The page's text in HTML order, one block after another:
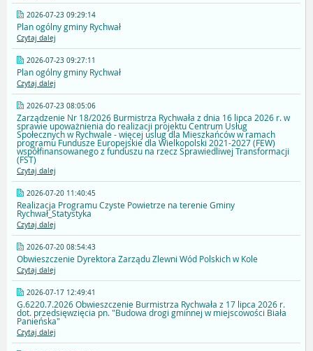
2026-07-23 09:29:14
Plan ogólny gminy Rychwał
Czytaj dalej
2026-07-23 09:27:11
Plan ogólny gminy Rychwał
Czytaj dalej
2026-07-23 08:05:06
Zarządzenie Nr 18/2026 Burmistrza Rychwała z dnia 16 lipca 2026 r. w
sprawie upoważnienia do realizacji projektu Centrum Usług
Społecznych w Rychwale - więcej uslug dla Mieszkańców w ramach
programu Fundusze Europejskie dla Wielkopolski 2021-2027 (FEW)
współfinansowanego z funduszu na rzecz Sprawiedliwej Transformacji
(FST)
Czytaj dalej
2026-07-20 11:40:45
Realizacja Programu Czyste Powietrze na terenie Gminy
Rychwał_Statystyka
Czytaj dalej
2026-07-20 08:54:43
Obwieszczenie Dyrektora Zarządu Zlewni Wód Polskich w Kole
Czytaj dalej
2026-07-17 12:49:41
G.6220.7.2026 Obwieszczenie Burmistrza Rychwała z 17 lipca 2026 r.
dot. przedsięwzięcia pn. "Budowa drogi gminnej w miejscowości Biała
Panieńska"
Czytaj dalej